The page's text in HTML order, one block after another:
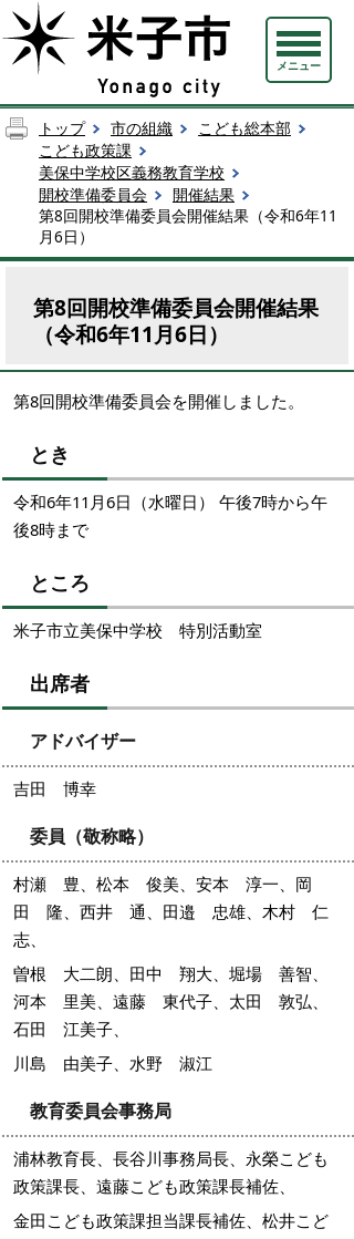
メニュー
トップ 市の組織
こども総本部
こども政策課
美保中学校区義務教育学校
開校準備委員会
開催結果
第8回開校準備委員会開催結果（令和6年11
月6日）
第8回開校準備委員会開催結果
（令和6年11月6日）
第8回開校準備委員会を開催しました。
とき
令和6年11月6日（水曜日） 午後7時から午
後8時まで
ところ
米子市立美保中学校 特別活動室
出席者
アドバイザー
吉田 博幸
委員（敬称略）
村瀬 豊、松本 俊美、安本 淳一、岡
田 隆、西井 通、田邉 忠雄、木村 仁
志、
曽根 大二朗、田中 翔大、堀場 善智、
河本 里美、遠藤 東代子、太田 敦弘、
石田 江美子、
川島 由美子、水野 淑江
教育委員会事務局
浦林教育長、長谷川事務局長、永榮こども
政策課長、遠藤こども政策課長補佐、
金田こども政策課担当課長補佐、松井こど